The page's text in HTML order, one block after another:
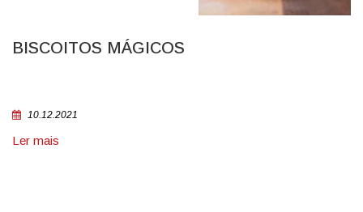
BISCOITOS MÁGICOS
10.12.2021
Ler mais